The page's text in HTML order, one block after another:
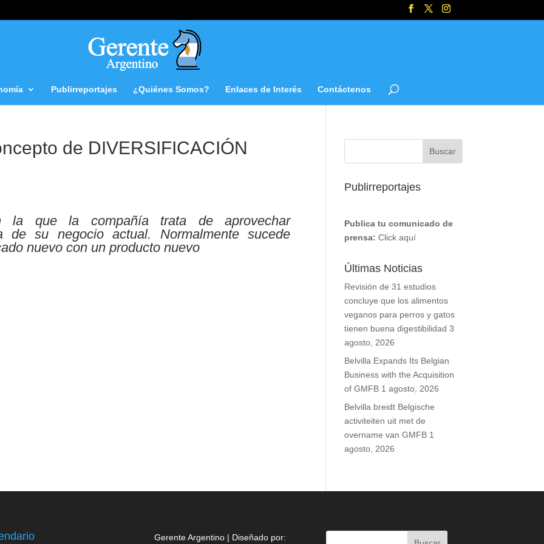
Publirreportajes ¿Quiénes Somos? Enlaces de Interés Contáctenos
de DIVERSIFICACIÓN
la que la compañía trata de aprovechar
de su negocio actual. Normalmente sucede
nuevo con un producto nuevo
Publirreportajes
Publica tu comunicado de
prensa: Click aquí
Últimas Noticias
Revisión de 31 estudios
concluye que los alimentos
veganos para perros y gatos
tienen buena digestibilidad 3
agosto, 2026
Belvilla Expands Its Belgian
Business with the Acquisition
of GMFB 1 agosto, 2026
Belvilla breidt Belgische
activiteiten uit met de
overname van GMFB 1
agosto, 2026
Gerente Argentino | Diseñado por: